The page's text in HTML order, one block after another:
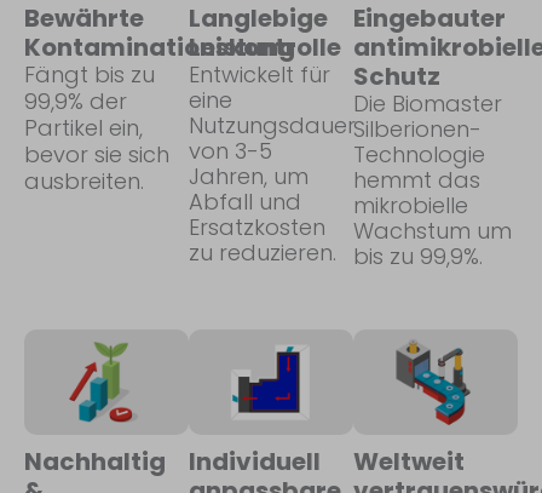
Bewährte
Kontaminationskontrolle
Fängt bis zu
99,9% der
Partikel ein,
bevor sie sich
ausbreiten.
Langlebige
Leistung
Entwickelt für
eine
Nutzungsdauer
von 3-5
Jahren, um
Abfall und
Ersatzkosten
zu reduzieren.
Eingebauter
Schutz
Die Biomaster
Silberionen-
Technologie
hemmt das
mikrobielle
Wachstum um
bis zu 99,9%.
Nachhaltig
Individuell
Weltweit